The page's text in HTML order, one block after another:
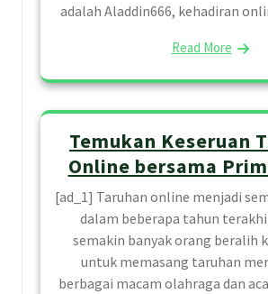
adalah Aladdin666, kehadiran
Read More
Temukan Keseruan
Online bersama
[ad_1] Taruhan online menjadi
dalam beberapa tahun
semakin banyak orang beralih
untuk memasang taruhan
berbagai macam olahraga dan